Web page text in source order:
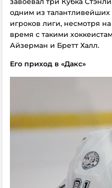
одним из
игроков лиги, несмотря
время с такими
Айзерман и Бретт Халл.
Его приход в «Дакс»